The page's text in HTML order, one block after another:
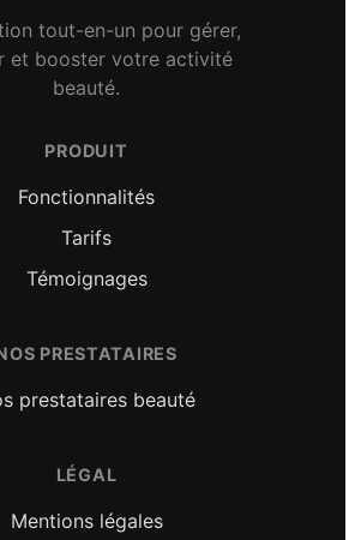
tout-en-un pour gérer,
et booster votre activité
beauté.
PRODUIT
Fonctionnalités
Tarifs
Témoignages
PRESTATAIRES
prestataires beauté
LÉGAL
Mentions légales